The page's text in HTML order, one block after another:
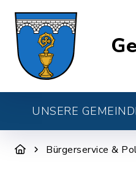
UNSERE
Bürgerservice &